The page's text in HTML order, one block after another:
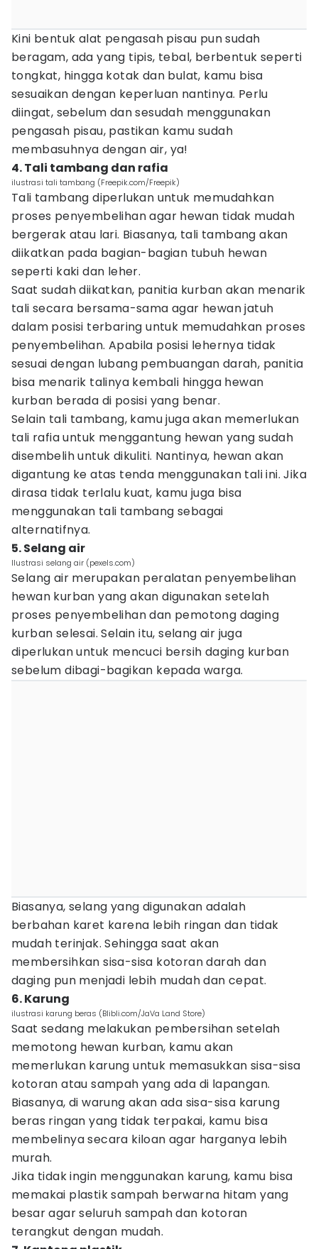
Kini bentuk alat pengasah pisau pun sudah
beragam, ada yang tipis, tebal, berbentuk seperti
tongkat, hingga kotak dan bulat, kamu bisa
sesuaikan dengan keperluan nantinya. Perlu
diingat, sebelum dan sesudah menggunakan
pengasah pisau, pastikan kamu sudah
membasuhnya dengan air, ya!
4. Tali tambang dan rafia
ilustrasi tali tambang (Freepik.com/Freepik)
Tali tambang diperlukan untuk memudahkan
proses penyembelihan agar hewan tidak mudah
bergerak atau lari. Biasanya, tali tambang akan
diikatkan pada bagian-bagian tubuh hewan
seperti kaki dan leher.
Saat sudah diikatkan, panitia kurban akan menarik
tali secara bersama-sama agar hewan jatuh
dalam posisi terbaring untuk memudahkan proses
penyembelihan. Apabila posisi lehernya tidak
sesuai dengan lubang pembuangan darah, panitia
bisa menarik talinya kembali hingga hewan
kurban berada di posisi yang benar.
Selain tali tambang, kamu juga akan memerlukan
tali rafia untuk menggantung hewan yang sudah
disembelih untuk dikuliti. Nantinya, hewan akan
digantung ke atas tenda menggunakan tali ini. Jika
dirasa tidak terlalu kuat, kamu juga bisa
menggunakan tali tambang sebagai
alternatifnya.
5. Selang air
Ilustrasi selang air (pexels.com)
Selang air merupakan peralatan penyembelihan
hewan kurban yang akan digunakan setelah
proses penyembelihan dan pemotong daging
kurban selesai. Selain itu, selang air juga
diperlukan untuk mencuci bersih daging kurban
sebelum dibagi-bagikan kepada warga.
Biasanya, selang yang digunakan adalah
berbahan karet karena lebih ringan dan tidak
mudah terinjak. Sehingga saat akan
membersihkan sisa-sisa kotoran darah dan
daging pun menjadi lebih mudah dan cepat.
6. Karung
ilustrasi karung beras (Blibli.com/JaVa Land Store)
Saat sedang melakukan pembersihan setelah
memotong hewan kurban, kamu akan
memerlukan karung untuk memasukkan sisa-sisa
kotoran atau sampah yang ada di lapangan.
Biasanya, di warung akan ada sisa-sisa karung
beras ringan yang tidak terpakai, kamu bisa
membelinya secara kiloan agar harganya lebih
murah.
Jika tidak ingin menggunakan karung, kamu bisa
memakai plastik sampah berwarna hitam yang
besar agar seluruh sampah dan kotoran
terangkut dengan mudah.